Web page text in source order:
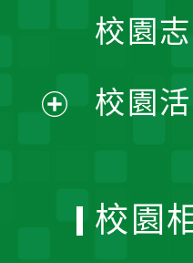
單
校園
校園
校園